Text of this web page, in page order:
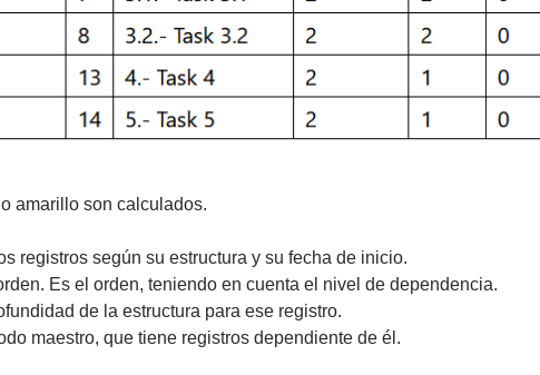
amarillo son calculados.
registros según su estructura y su fecha de inicio.
Es el orden, teniendo en cuenta el nivel de dependencia.
de la estructura para ese registro.
maestro, que tiene registros dependiente de él.